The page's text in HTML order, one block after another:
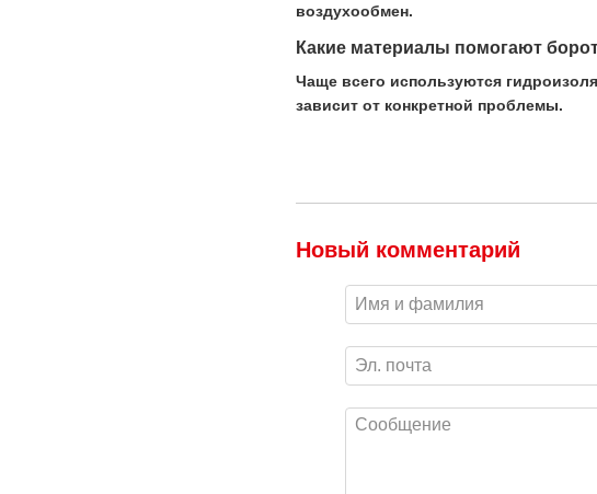
воздухообмен.
Какие материалы помогают
Чаще всего используются
зависит от конкретной проблемы.
Новый комментарий